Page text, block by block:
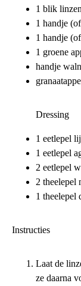
1 blik
1 handje
1 handje
1 groene
handje
Dressing
1 eetlepel
1 eetlepel
2 eetlepel
2 theelepel
1 theelepel
Instructies
Laat de
ze daarna